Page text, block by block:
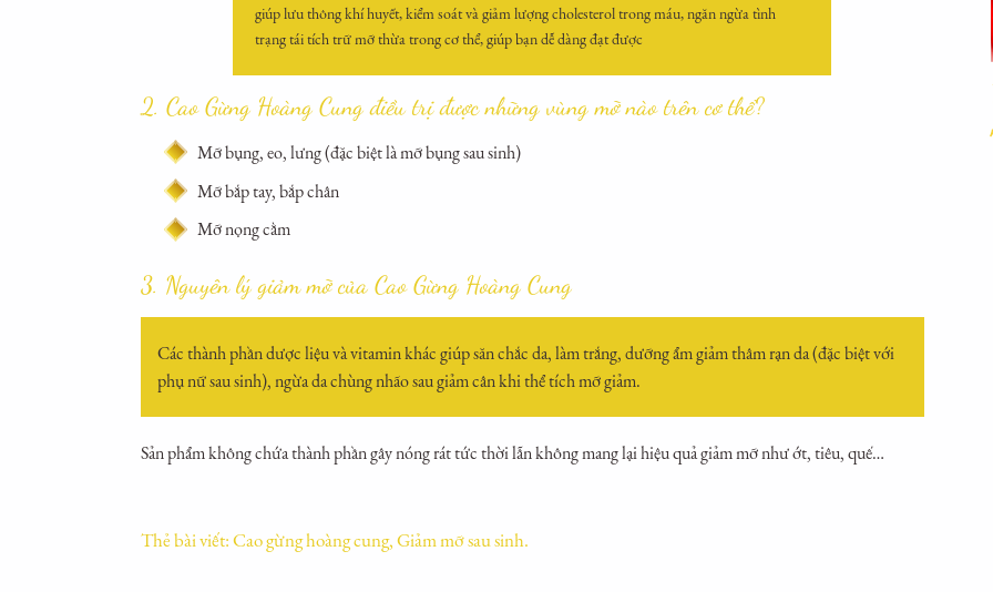
giúp lưu thông khí huyết, kiểm soát và giảm lượng cholesterol trong máu, ngăn ngừa tình
trạng tái tích trữ mỡ thừa trong cơ thể, giúp bạn dễ dàng đạt được
2. Cao Gừng Hoàng Cung điều trị được những vùng mỡ nào trên cơ thể?
Mỡ bụng, eo, lưng (đặc biệt là mỡ bụng sau sinh)
Mỡ bắp tay, bắp chân
Mỡ nọng cằm
3. Nguyên lý giảm mỡ của Cao Gừng Hoàng Cung
Các thành phần dược liệu và vitamin khác giúp săn chắc da, làm trắng, dưỡng ẩm giảm thâm rạn da (đặc biệt với
phụ nữ sau sinh), ngừa da chùng nhão sau giảm cân khi thể tích mỡ giảm.
Sản phẩm không chứa thành phần gây nóng rát tức thời lẫn không mang lại hiệu quả giảm mỡ như ớt, tiêu, quế…
Thẻ bài viết:Cao gừng hoàng cung,Giảm mỡ sau sinh.